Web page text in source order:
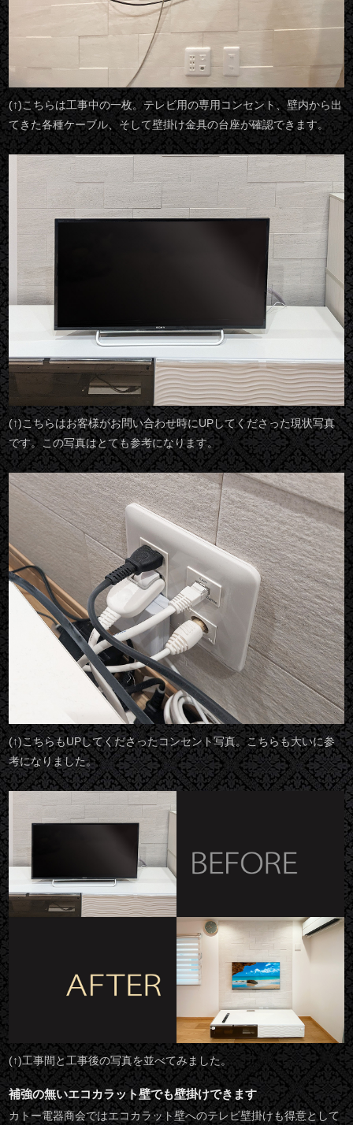
(↑)こちらは工事中の一枚。テレビ用の専用コンセント、壁内から出
てきた各種ケーブル、そして壁掛け金具の台座が確認できます。
(↑)こちらはお客様がお問い合わせ時にUPしてくださった現状写真
です。この写真はとても参考になります。
(↑)こちらもUPしてくださったコンセント写真。こちらも大いに参
考になりました。
(↑)工事間と工事後の写真を並べてみました。
補強の無いエコカラット壁でも壁掛けできます
カトー電器商会ではエコカラット壁へのテレビ壁掛けも得意として